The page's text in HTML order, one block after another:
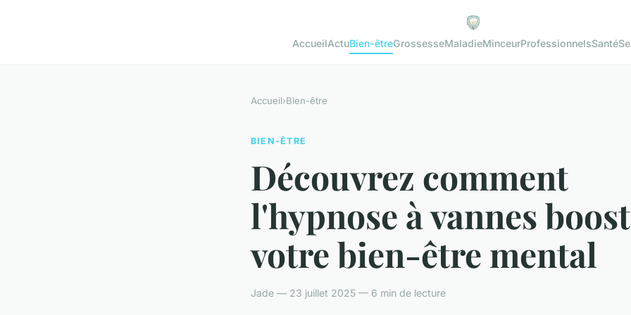
AccueilActuBien-êtreGrossesseMaladieMinceurProfessionnelsSanté
Accueil›Bien-être
BIEN-ÊTRE
Découvrez comment
l'hypnose à vannes
votre bien-être mental
Jade — 23 juillet 2025 — 6 min de lecture